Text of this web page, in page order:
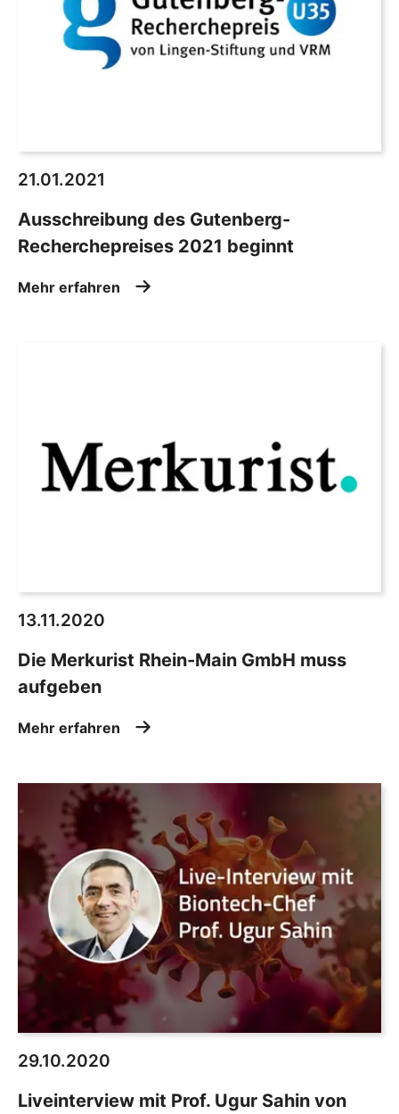
21.01.2021
Ausschreibung des Gutenberg-
Recherchepreises 2021 beginnt
Mehr erfahren
13.11.2020
Die Merkurist Rhein-Main GmbH muss
aufgeben
Mehr erfahren
29.10.2020
Liveinterview mit Prof. Ugur Sahin von